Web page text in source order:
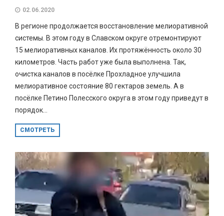
02.06.2020
В регионе продолжается восстановление мелиоративной
системы. В этом году в Славском округе отремонтируют
15 мелиоративных каналов. Их протяжённость около 30
километров. Часть работ уже была выполнена. Так,
очистка каналов в посёлке Прохладное улучшила
мелиоративное состояние 80 гектаров земель. А в
посёлке Петино Полесского округа в этом году приведут в
порядок...
СМОТРЕТЬ